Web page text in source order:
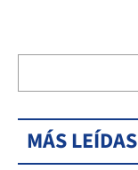
MÁS LEÍDAS